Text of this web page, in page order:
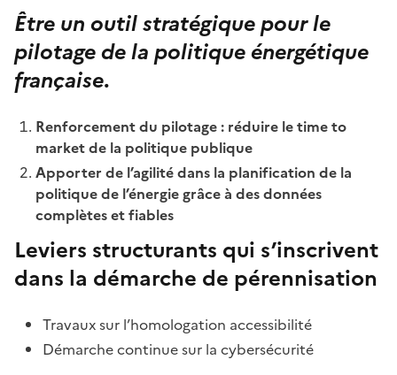
Être unoutil stratégiquepour le
pilotage de la politique énergétique
française.
Renforcement du pilotage : réduire le time to
market de la politique publique
Apporter de l’agilité dans la planification de la
politique de l’énergie grâce à des données
complètes et fiables
Leviers structurants qui s’inscrivent
dans la démarche de pérennisation
Travaux sur l’homologation accessibilité
Démarche continue sur la cybersécurité